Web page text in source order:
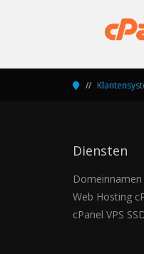
Diensten
Domeinnamen
Web Hosting
cPanel VPS